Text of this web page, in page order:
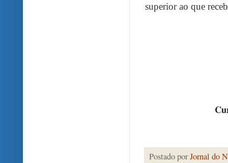
superior ao que
Postado porJornal do